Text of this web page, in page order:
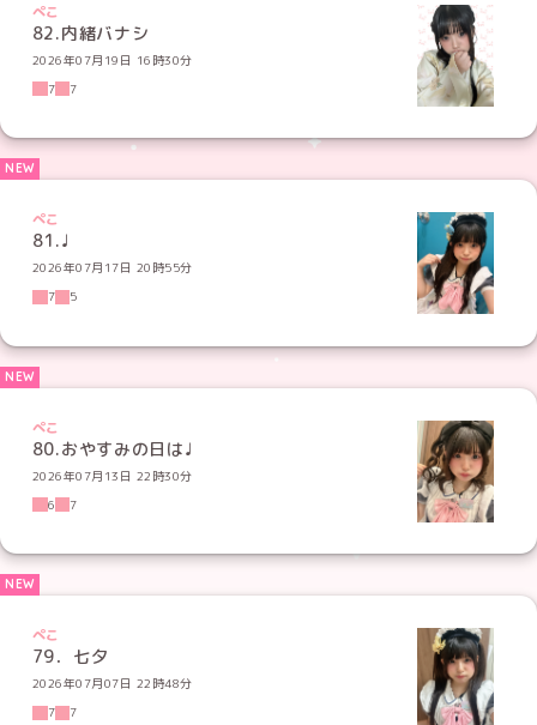
ぺこ
82.内緒バナシ
2026年07月19日 16時30分
7
7
ぺこ
81.♩
2026年07月17日 20時55分
7
5
ぺこ
80.おやすみの日は♩
2026年07月13日 22時30分
6
7
ぺこ
79．七夕
2026年07月07日 22時48分
7
7